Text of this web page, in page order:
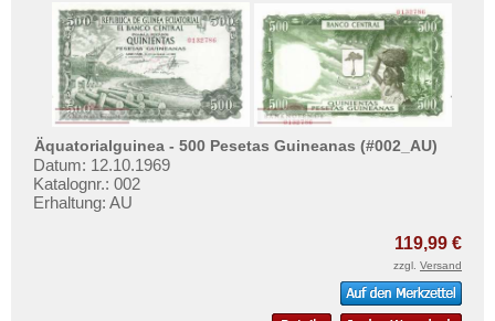
Testbanknoten
Banknotenbriefe
Kataloge
Aufbewahrung
Gutscheine
Ihre Bewertungen
Äquatorialguinea - 500 Pesetas Guineanas (#002_AU)
Datum: 12.10.1969
Katalognr.: 002
Erhaltung: AU
119,99 €
zzgl. Versand